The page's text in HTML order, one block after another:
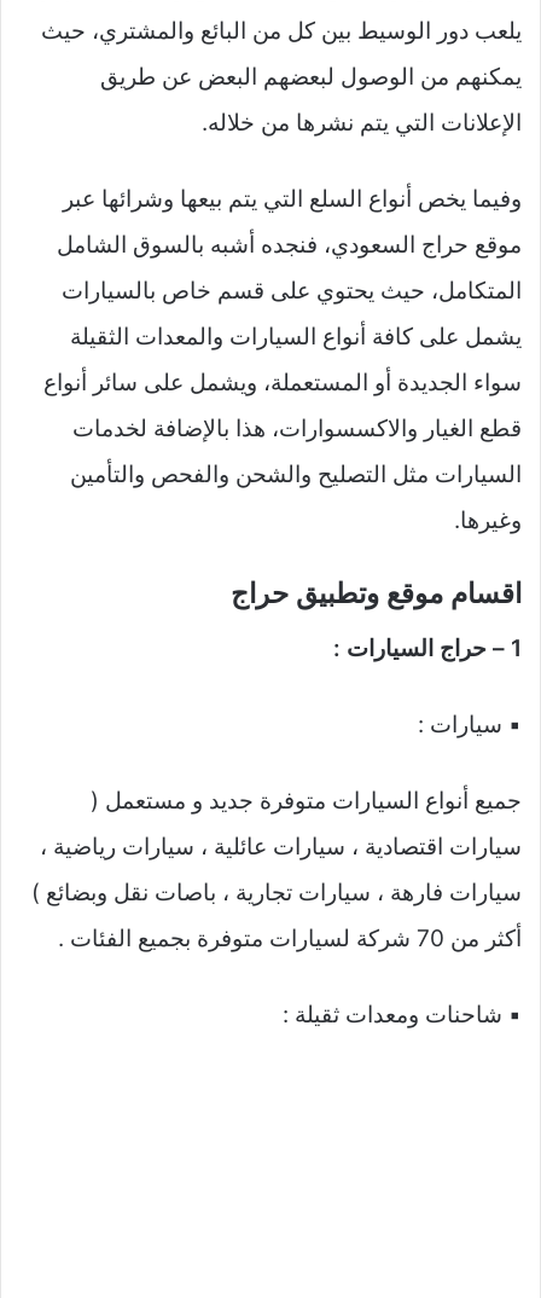
يلعب دور الوسيط بين كل من البائع والمشتري، حيث
يمكنهم من الوصول لبعضهم البعض عن طريق
الإعلانات التي يتم نشرها من خلاله.
وفيما يخص أنواع السلع التي يتم بيعها وشرائها عبر
موقع حراج السعودي، فنجده أشبه بالسوق الشامل
المتكامل، حيث يحتوي على قسم خاص بالسيارات
يشمل على كافة أنواع السيارات والمعدات الثقيلة
سواء الجديدة أو المستعملة، ويشمل على سائر أنواع
قطع الغيار والاكسسوارات، هذا بالإضافة لخدمات
السيارات مثل التصليح والشحن والفحص والتأمين
وغيرها.
اقسام موقع وتطبيق حراج
1 – حراج السيارات :
▪️ سيارات :
جميع أنواع السيارات متوفرة جديد و مستعمل (
سيارات اقتصادية ، سيارات عائلية ، سيارات رياضية ،
سيارات فارهة ، سيارات تجارية ، باصات نقل وبضائع )
أكثر من 70 شركة لسيارات متوفرة بجميع الفئات .
▪️ شاحنات ومعدات ثقيلة :